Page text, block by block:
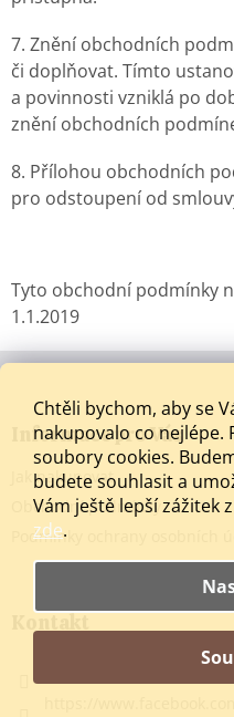
Chtěli bychom, aby se
nakupovalo co nejlépe.
soubory cookies.
budete souhlasit a
Vám ještě lepší zážitek
zde.
7. Znění obchodních
či doplňovat. Tímto
a povinnosti vzniklá po
znění obchodních
8. Přílohou obchodních
pro odstoupení od
Tyto obchodní podmínky
1.1.2019
Z
Informace pro Vás
Jak nakupovat
Obchodní podmínky
Podmínky ochrany osobních